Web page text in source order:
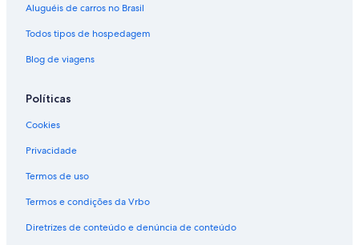
Aluguéis de carros no Brasil
Todos tipos de hospedagem
Blog de viagens
Políticas
Cookies
Privacidade
Termos de uso
Termos e condições da Vrbo
Diretrizes de conteúdo e denúncia de conteúdo